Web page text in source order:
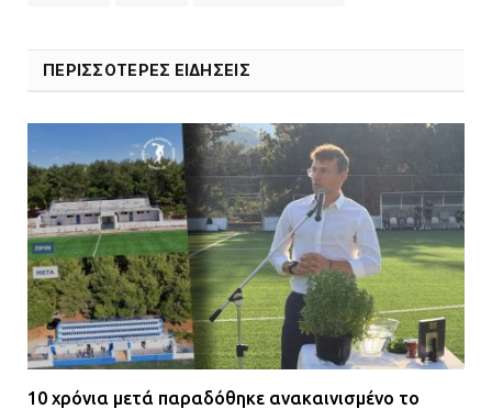
ΠΕΡΙΣΣΟΤΕΡΕΣ ΕΙΔΗΣΕΙΣ
10 χρόνια μετά παραδόθηκε ανακαινισμένο το